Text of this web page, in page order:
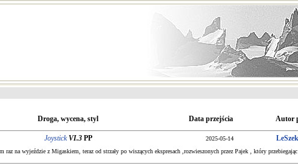
Droga, wycena, styl Data przejścia Autor
Joystick VI.3 PP 2025-05-14
na wyjeździe z Migaskiem, teraz od strzały po wiszących ekspresach ,rozwieszonych przez Pajek , który przebiegając